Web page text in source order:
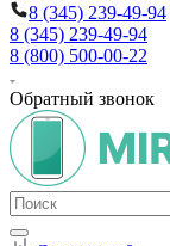
8 (345) 239-49-94
8 (345) 239-49-94
8 (800) 500-00-22
Обратный звонок